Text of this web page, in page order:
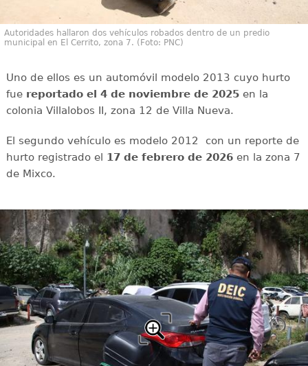
Autoridades hallaron dos vehículos robados dentro de un predio
municipal en El Cerrito, zona 7. (Foto: PNC)
Uno de ellos es un automóvil modelo 2013 cuyo hurto
fue reportado el 4 de noviembre de 2025en la
colonia Villalobos II, zona 12 de Villa Nueva.
El segundo vehículo es modelo 2012 con un reporte de
hurto registrado el 17 de febrero de 2026en la zona 7
de Mixco.